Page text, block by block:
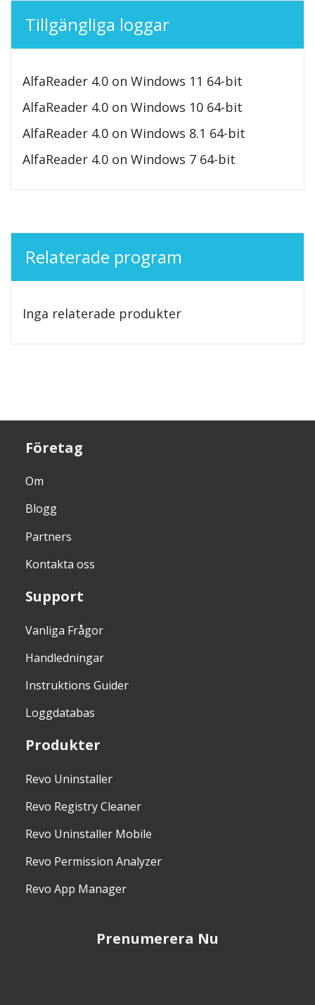
Tillgängliga loggar
AlfaReader 4.0 on Windows 11 64-bit
AlfaReader 4.0 on Windows 10 64-bit
AlfaReader 4.0 on Windows 8.1 64-bit
AlfaReader 4.0 on Windows 7 64-bit
Relaterade program
Inga relaterade produkter
Företag
Om
Blogg
Partners
Kontakta oss
Support
Vanliga Frågor
Handledningar
Instruktions Guider
Loggdatabas
Produkter
Revo Uninstaller
Revo Registry Cleaner
Revo Uninstaller Mobile
Revo Permission Analyzer
Revo App Manager
Prenumerera Nu